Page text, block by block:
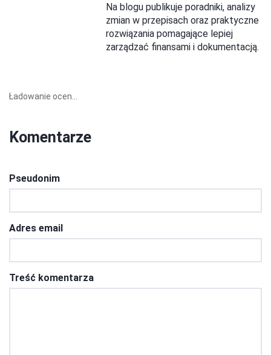
Na blogu publikuje poradniki, analizy
zmian w przepisach oraz praktyczne
rozwiązania pomagające lepiej
zarządzać finansami i dokumentacją.
Ładowanie ocen...
Komentarze
Pseudonim
Adres email
Treść komentarza